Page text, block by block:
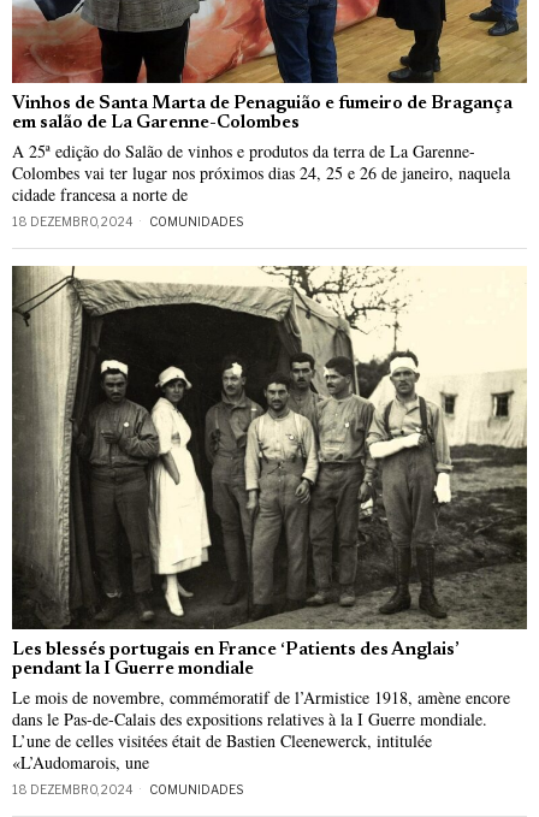
Vinhos de Santa Marta de Penaguião e fumeiro de Bragança
em salão de La Garenne-Colombes
A 25ª edição do Salão de vinhos e produtos da terra de La Garenne-
Colombes vai ter lugar nos próximos dias 24, 25 e 26 de janeiro, naquela
cidade francesa a norte de
18 DEZEMBRO, 2024 COMUNIDADES
Les blessés portugais en France ‘Patients des Anglais’
pendant la I Guerre mondiale
Le mois de novembre, commémoratif de l’Armistice 1918, amène encore
dans le Pas-de-Calais des expositions relatives à la I Guerre mondiale.
L’une de celles visitées était de Bastien Cleenewerck, intitulée
«L’Audomarois, une
18 DEZEMBRO, 2024 COMUNIDADES